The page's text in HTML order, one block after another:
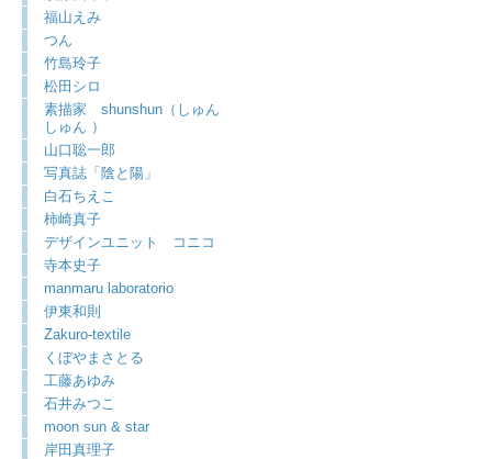
福山えみ
つん
竹島玲子
松田シロ
素描家 shunshun（しゅん
しゅん ）
山口聡一郎
写真誌「陰と陽」
白石ちえこ
柿崎真子
デザインユニット コニコ
寺本史子
manmaru laboratorio
伊東和則
Zakuro-textile
くぼやまさとる
工藤あゆみ
石井みつこ
moon sun & star
岸田真理子